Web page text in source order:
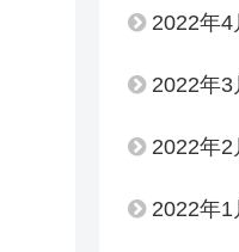
2022年4
2022年3
2022年2
2022年1